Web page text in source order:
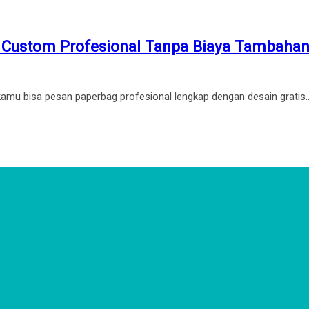
Profesional Tanpa Biaya Tambahan
bisa pesan paperbag profesional lengkap dengan desain